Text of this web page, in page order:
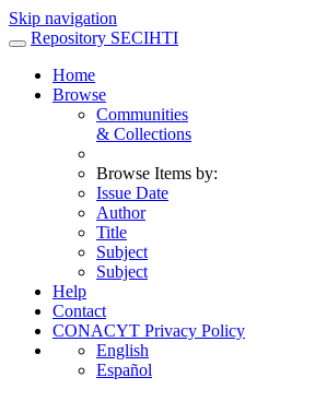
Skip navigation
Repository SECIHTI
Home
Browse
Communities
& Collections
Browse Items by:
Issue Date
Author
Title
Subject
Subject
Help
Contact
CONACYT Privacy Policy
English
Español